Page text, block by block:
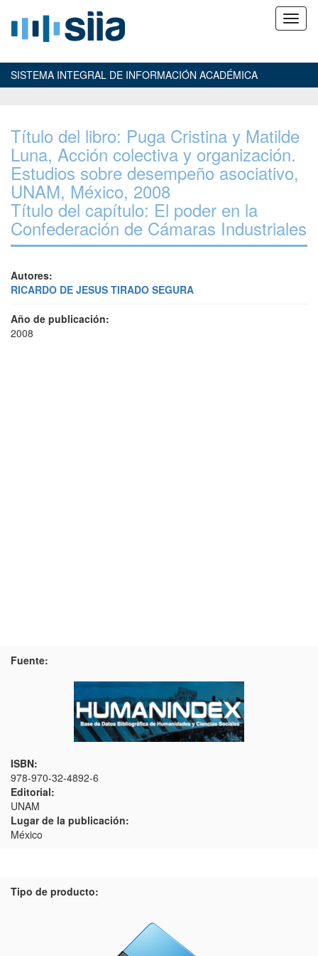
SISTEMA INTEGRAL DE INFORMACIÓN ACADÉMICA
Título del libro: Puga Cristina y Matilde
Luna, Acción colectiva y organización.
Estudios sobre desempeño asociativo,
UNAM, México, 2008
Título del capítulo: El poder en la
Confederación de Cámaras Industriales
Autores:
RICARDO DE JESUS TIRADO SEGURA
Año de publicación:
2008
Fuente:
ISBN:
978-970-32-4892-6
Editorial:
UNAM
Lugar de la publicación:
México
Tipo de producto: